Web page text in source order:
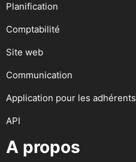
Planification
Comptabilité
Site web
Communication
Application pour les adhérents
API
A propos